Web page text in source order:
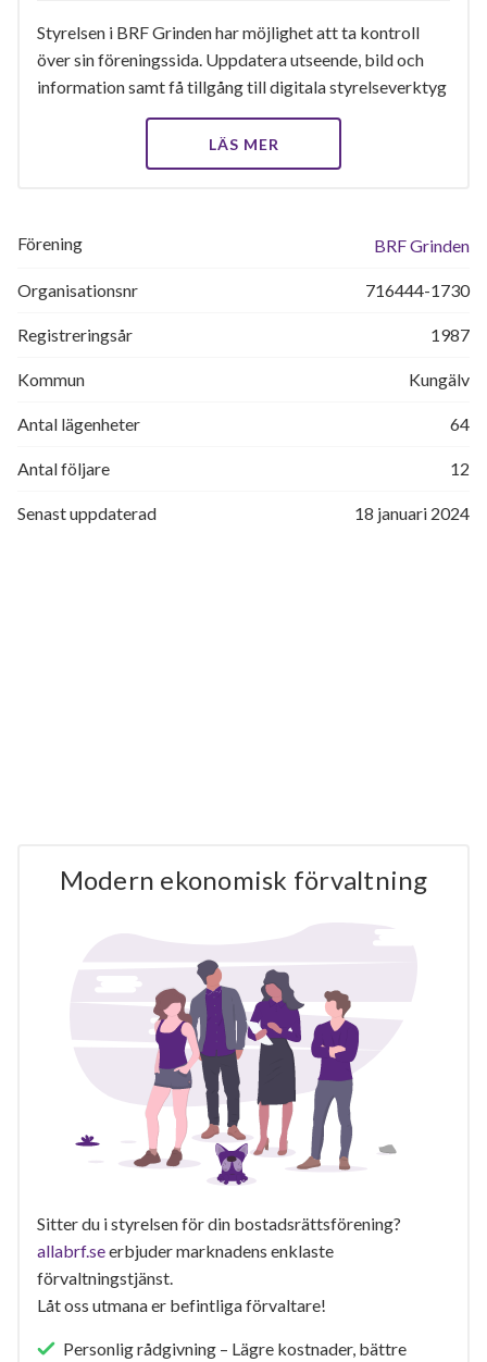
Styrelsen i BRF Grinden har möjlighet att ta kontroll
över sin föreningssida. Uppdatera utseende, bild och
information samt få tillgång till digitala styrelseverktyg
LÄS MER
Förening BRF Grinden
Organisationsnr 716444-1730
Registreringsår 1987
Kommun Kungälv
Antal lägenheter 64
Antal följare 12
Senast uppdaterad 18 januari 2024
Modern ekonomisk förvaltning
Sitter du i styrelsen för din bostadsrättsförening?
allabrf.seerbjuder marknadens enklaste
förvaltningstjänst.
Låt oss utmana er befintliga förvaltare!
Personlig rådgivning – Lägre kostnader, bättre